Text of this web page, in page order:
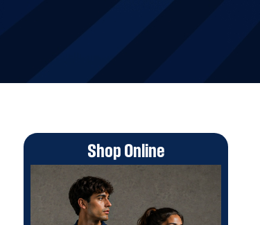
Shop Online